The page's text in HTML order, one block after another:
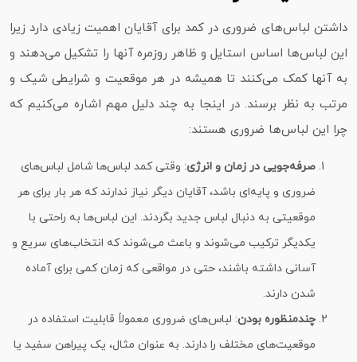
داشتن لباس‌های ضروری در کمد برای آقایان اهمیت زیادی دارد زیرا
این لباس‌ها اساس استایل و ظاهر روزمره آنها را تشکیل می‌دهند و
به آنها کمک می‌کنند تا همیشه در هر موقعیت و شرایطی شیک و
مرتب به نظر برسند. در اینجا به چند دلیل مهم اشاره می‌کنیم که
چرا این لباس‌ها ضروری هستند:
صرفه‌جویی در زمان و انرژی: وقتی کمد لباس‌ها شامل لباس‌های
ضروری و پایه‌ای باشد، آقایان دیگر نیاز ندارند که هر بار برای هر
موقعیتی به دنبال لباس جدید بگردند. این لباس‌ها به راحتی با
یکدیگر ترکیب می‌شوند و باعث می‌شوند که انتخاب‌های سریع و
آسانی داشته باشند، حتی در مواقعی که زمان کمی برای آماده
شدن دارند.
چندمنظوره بودن: لباس‌های ضروری معمولاً قابلیت استفاده در
موقعیت‌های مختلف را دارند. به عنوان مثال، یک پیراهن سفید یا